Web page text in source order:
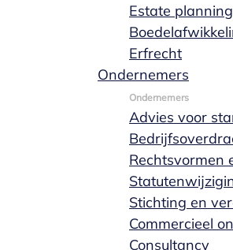
Estate planning
Erfrecht
Ondernemers
Ondernemers
Advies voor
Rechtsvormen
Stichting en
Commercieel
Consultancy